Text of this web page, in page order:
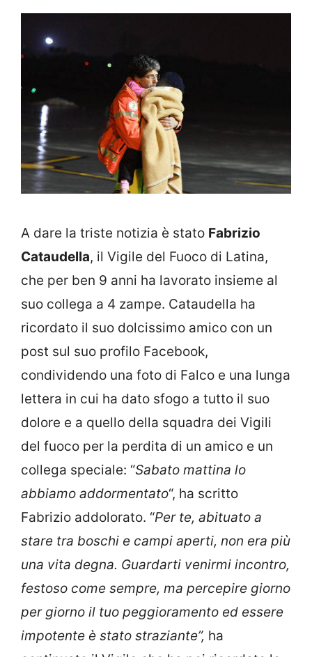
A dare la triste notizia è stato Fabrizio
Cataudella, il Vigile del Fuoco di Latina,
che per ben 9 anni ha lavorato insieme al
suo collega a 4 zampe. Cataudella ha
ricordato il suo dolcissimo amico con un
post sul suo profilo Facebook,
condividendo una foto di Falco e una lunga
lettera in cui ha dato sfogo a tutto il suo
dolore e a quello della squadra dei Vigili
del fuoco per la perdita di un amico e un
collega speciale: “Sabato mattina lo
abbiamo addormentato“, ha scritto
Fabrizio addolorato. “Per te, abituato a
stare tra boschi e campi aperti, non era più
una vita degna. Guardarti venirmi incontro,
festoso come sempre, ma percepire giorno
per giorno il tuo peggioramento ed essere
impotente è stato straziante”, ha